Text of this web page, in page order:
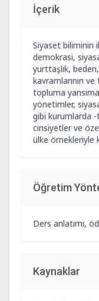
İçerik
Siyaset biliminin
demokrasi,
yurttaşlık,
kavramlarının
topluma
yönetimler,
gibi kurumlarda
cinsiyetler ve
ülke örnekleriyle
Öğretim
Ders anlatımı,
Kaynaklar